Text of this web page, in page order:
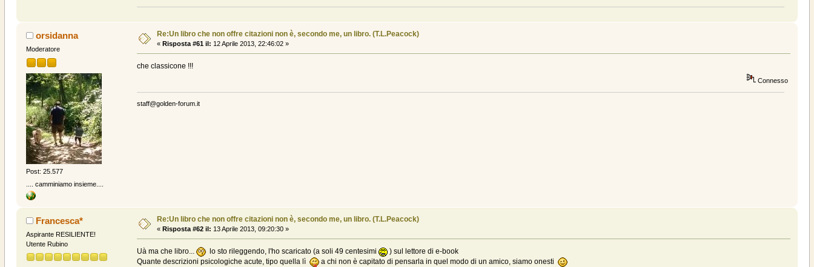
orsidanna
Moderatore
Post: 25.577
.... camminiamo insieme....
Re:Un libro che non offre citazioni non è, secondo me, un libro. (T.L.Peacock)
« Risposta #61 il: 12 Aprile 2013, 22:46:02 »
che classicone !!!
Connesso
staff@golden-forum.it
Francesca*
Aspirante RESILIENTE!
Utente Rubino
Re:Un libro che non offre citazioni non è, secondo me, un libro. (T.L.Peacock)
« Risposta #62 il: 13 Aprile 2013, 09:20:30 »
Uà ma che libro... lo sto rileggendo, l'ho scaricato (a soli 49 centesimi
) sul lettore di e-book
Quante descrizioni psicologiche acute, tipo quella lì
a chi non è capitato di pensarla in quel modo di un amico, siamo onesti